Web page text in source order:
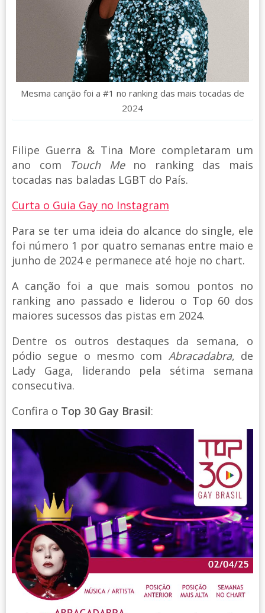
Mesma canção foi a #1 no ranking das mais tocadas de
2024
Filipe Guerra & Tina More completaram um
ano com
Touch Meno ranking das mais
tocadas nas baladas LGBT do País.
Curta o Guia Gay no Instagram
Para se ter uma ideia do alcance do single, ele
foi número 1 por quatro semanas entre maio e
junho de 2024 e permanece até hoje no chart.
A canção foi a que mais somou pontos no
ranking ano passado e liderou o Top 60 dos
maiores sucessos das pistas em 2024.
Dentre os outros destaques da semana, o
pódio segue o mesmo com Abracadabra, de
Lady Gaga, liderando pela sétima semana
consecutiva.
Confira o Top 30 Gay Brasil: